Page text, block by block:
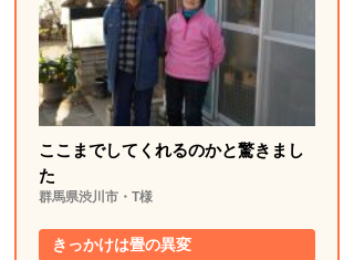
きました。定期点検があることで、こ
れからも安心して暮らせます。
ここまでしてくれるのかと驚きまし
た
群馬県渋川市・T様
きっかけは畳の異変